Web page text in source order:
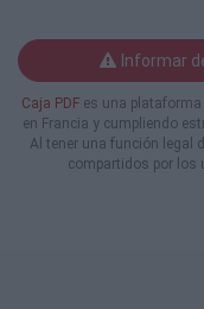
Informar
Caja PDF es una
en Francia y cumpliendo
Al tener una función legal
compartidos por los